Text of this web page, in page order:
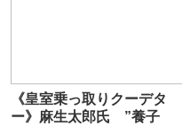
《皇室乗っ取りクーデタ
ー》麻生太郎氏 ”養子